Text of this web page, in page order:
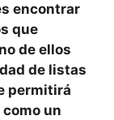
encontrar
que
de ellos
de listas
permitirá
un